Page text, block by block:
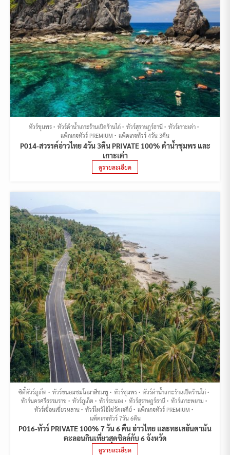
ทัวร์ชุมพร ทัวร์ดำน้ำเกาะร้านเป็ดร้านไก่ ทัวร์สุราษฎร์ธานี
ทัวร์เกาะเต่า
แพ็กเกจทัวร์ PREMIUM
แพ็คเกจทัวร์ 4วัน 3คืน
P014-สวรรค์อ่าวไทย 4วัน 3คืน PRIVATE 100% ดำน้ำชุมพร และ
เกาะเต่า
ดูรายละเอียด
ซิตี้ทัวร์ภูเก็ต ทัวร์ขนอมชมโลมาสีชมพู ทัวร์ชุมพร
ทัวร์ดำน้ำเกาะร้านเป็ดร้านไก่
ทัวร์นครศรีธรรมราช
ทัวร์ภูเก็ต ทัวร์ระนอง ทัวร์สุราษฎร์ธานี
ทัวร์เกาะพยาม
ทัวร์เขื่อนเชี่ยวหลาน
ทัวร์ไหว้ไอ้ไข่วัดเจดีย์
แพ็กเกจทัวร์ PREMIUM
แพ็คเกจทัวร์ 7วัน 6คืน
P016-ทัวร์ PRIVATE 100% 7 วัน 6 คืน อ่าวไทย และทะเลอันดามัน
ตะลอนกินเที่ยวสุดชิลล์กับ 6 จังหวัด
ดูรายละเอียด